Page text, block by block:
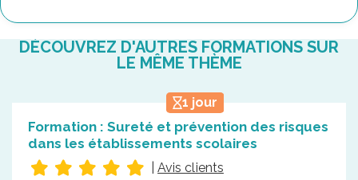
DÉCOUVREZ D'AUTRES FORMATIONS SUR
LE MÊME THÈME
1 jour
Formation : Sureté et prévention des risques
dans les établissements scolaires
Avis clients